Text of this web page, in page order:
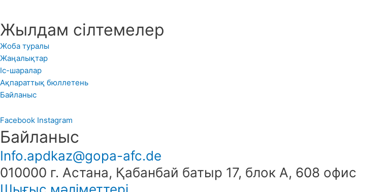
Жылдам сілтемелер
Жоба туралы
Жаңалықтар
Іс-шаралар
Ақпараттық бюллетень
Байланыс
Facebook Instagram
Байланыс
Info.apdkaz@gopa-afc.de
010000 г. Астана, Қабанбай батыр 17, блок А, 608 офис